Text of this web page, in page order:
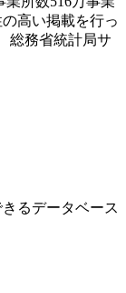
高い掲載を行っ
総務省統計局サ
るデータベース